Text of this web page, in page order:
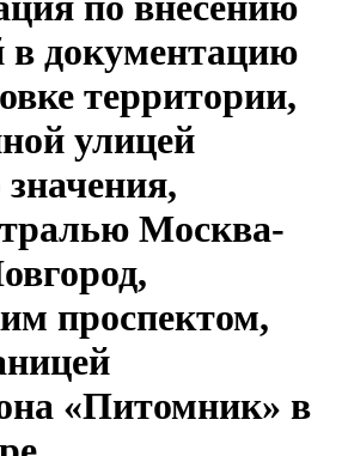
в документацию
территории,
улицей
Москва-
проспектом,
«Питомник» в